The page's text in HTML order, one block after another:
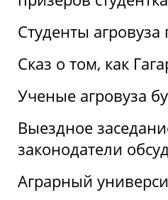
Студенты
Сказ о том, как
Ученые агровуза
Выездное
законодатели
Аграрный